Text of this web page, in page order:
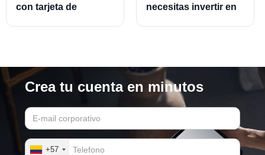
con tarjeta de
necesitas invertir en
Crea tu cuenta en minutos
+57